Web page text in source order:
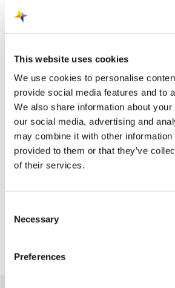
This website uses cookies
We use cookies to personalise
provide social media features and to
We also share information about
our social media, advertising and
may combine it with other information
provided to them or that they’ve
of their services.
Selection
Necessary
Preferences
Recente berichten
Trainingsvlucht 4 augustus
Nieuwe AI-primeur voor Maastricht
intelligent exoskelet ondersteunt
Je kunt je nu aanmelden voor onze